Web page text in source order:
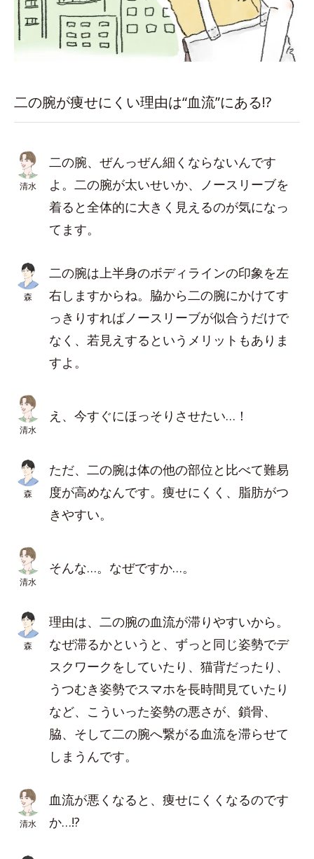
二の腕が痩せにくい理由は“血流”にある!?
清水
二の腕、ぜんっぜん細くならないんです
よ。二の腕が太いせいか、ノースリーブを
着ると全体的に大きく見えるのが気になっ
てます。
森
二の腕は上半身のボディラインの印象を左
右しますからね。脇から二の腕にかけてす
っきりすればノースリーブが似合うだけで
なく、若見えするというメリットもありま
すよ。
清水
え、今すぐにほっそりさせたい…！
森
ただ、二の腕は体の他の部位と比べて難易
度が高めなんです。痩せにくく、脂肪がつ
きやすい。
清水
そんな…。なぜですか…。
森
理由は、二の腕の血流が滞りやすいから。
なぜ滞るかというと、ずっと同じ姿勢でデ
スクワークをしていたり、猫背だったり、
うつむき姿勢でスマホを長時間見ていたり
など、こういった姿勢の悪さが、鎖骨、
脇、そして二の腕へ繋がる血流を滞らせて
しまうんです。
清水
血流が悪くなると、痩せにくくなるのです
か…!?